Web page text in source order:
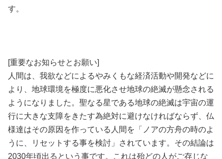
す。
[重要なお知らせとお願い]
人間は、我欲などによるやみくもな経済活動や開発などに
より、地球環境を極度に悪化させ地球の絶滅が懸念される
ようになりました。聖なる星である地球の絶滅は宇宙の運
行に大きな支障をきたす為絶対に避けなければならず、仏
様達はその原因を作っている人間を「ノアの方舟の時のよ
うに、リセットする事を検討」されています。その結論は
2030年頃出るという事です。これは殆どの人がご存じな